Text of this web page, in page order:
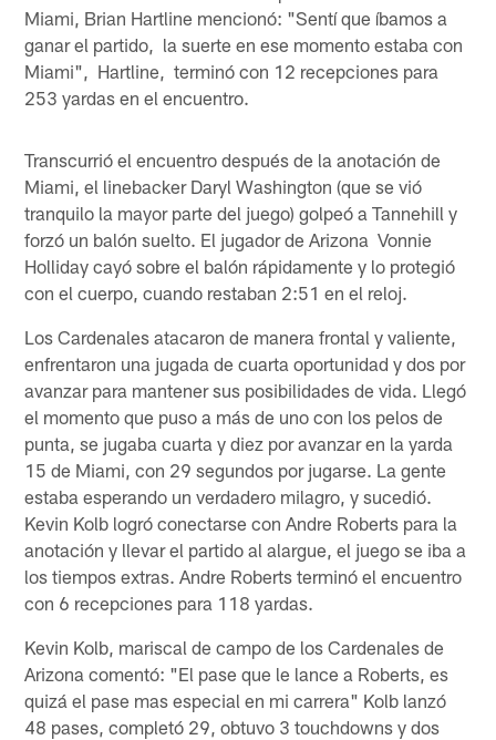
Miami, Brian Hartline mencionó: "Sentí que íbamos a
ganar el partido, la suerte en ese momento estaba con
Miami", Hartline, terminó con 12 recepciones para
253 yardas en el encuentro.
Transcurrió el encuentro después de la anotación de
Miami, el linebacker Daryl Washington (que se vió
tranquilo la mayor parte del juego) golpeó a Tannehill y
forzó un balón suelto. El jugador de Arizona Vonnie
Holliday cayó sobre el balón rápidamente y lo protegió
con el cuerpo, cuando restaban 2:51 en el reloj.
Los Cardenales atacaron de manera frontal y valiente,
enfrentaron una jugada de cuarta oportunidad y dos por
avanzar para mantener sus posibilidades de vida. Llegó
el momento que puso a más de uno con los pelos de
punta, se jugaba cuarta y diez por avanzar en la yarda
15 de Miami, con 29 segundos por jugarse. La gente
estaba esperando un verdadero milagro, y sucedió.
Kevin Kolb logró conectarse con Andre Roberts para la
anotación y llevar el partido al alargue, el juego se iba a
los tiempos extras. Andre Roberts terminó el encuentro
con 6 recepciones para 118 yardas.
Kevin Kolb, mariscal de campo de los Cardenales de
Arizona comentó: "El pase que le lance a Roberts, es
quizá el pase mas especial en mi carrera" Kolb lanzó
48 pases, completó 29, obtuvo 3 touchdowns y dos